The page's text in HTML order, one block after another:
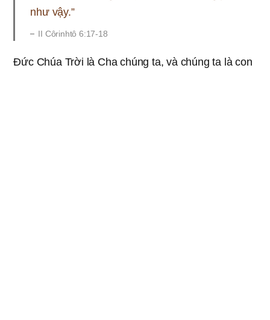
như vậy.”
II Côrinhtô 6:17-18
Đức Chúa Trời là Cha chúng ta, và chúng ta là con